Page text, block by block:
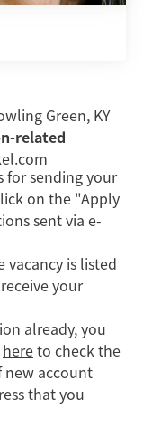
Green, KY
related
for sending your
on the "Apply
sent via e-
vacancy is listed
your
already, you
hereto check the
new account
that you